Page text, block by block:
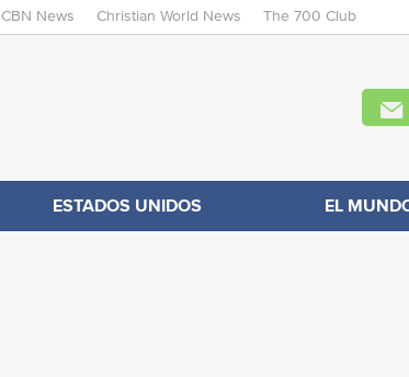
Skip
CBN News Christian World News The 700 Club
ESTADOS UNIDOS EL